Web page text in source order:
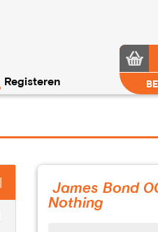
Registeren
James Bond
Nothing